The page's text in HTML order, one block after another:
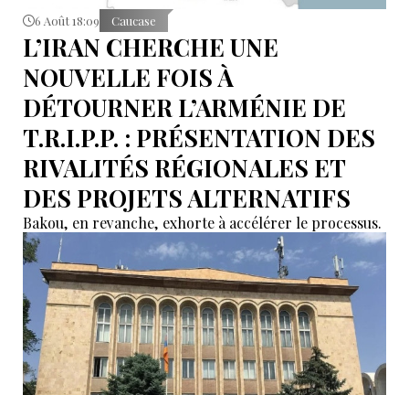
6 Août 18:09 Caucase
L’IRAN CHERCHE UNE
NOUVELLE FOIS À
DÉTOURNER L’ARMÉNIE DE
T.R.I.P.P. : PRÉSENTATION DES
RIVALITÉS RÉGIONALES ET
DES PROJETS ALTERNATIFS
Bakou, en revanche, exhorte à accélérer le processus.